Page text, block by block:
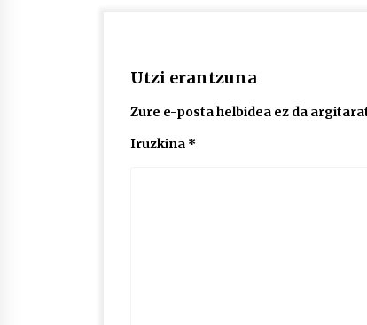
Utzi erantzuna
Zure e-posta helbidea ez da
Iruzkina *